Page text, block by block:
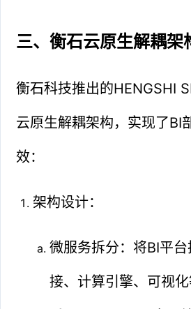
三、衡石云原生解耦架
衡石科技推出的HENGSHI
云原生解耦架构，实现了BI
效：
架构设计：
微服务拆分：将BI平
接、计算引擎、可视化